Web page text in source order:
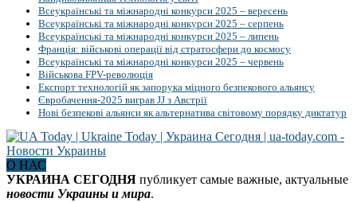
Всеукраїнські та міжнародні конкурси 2025 – вересень
Всеукраїнські та міжнародні конкурси 2025 – серпень
Всеукраїнські та міжнародні конкурси 2025 – липень
Франція: військові операції від стратосфери до космосу
Всеукраїнські та міжнародні конкурси 2025 – червень
Військова FPV-революція
Експорт технологій як запорука міцного безпекового альянсу
Євробачення-2025 виграв JJ з Австрії
Нові безпекові альянси як альтернатива світовому порядку диктатур
О НАС
УКРАИНА СЕГОДНЯ публикует самые важные, актуальные
новости Украины и мира.